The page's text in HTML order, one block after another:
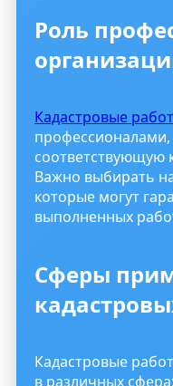
Роль
Кадастровые
соответствующую
Важно выбирать
которые могут
выполненных
Сферы
Кадастровые
в различных